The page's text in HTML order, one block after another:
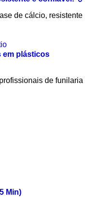
de cálcio, resistente
em plásticos
de funilaria
Min)